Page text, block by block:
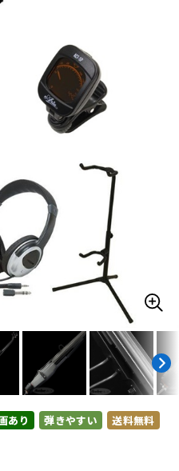
パーカッション
その他楽器
エフェクター
レコーディング機器
あり 弾きやすい 送料無料